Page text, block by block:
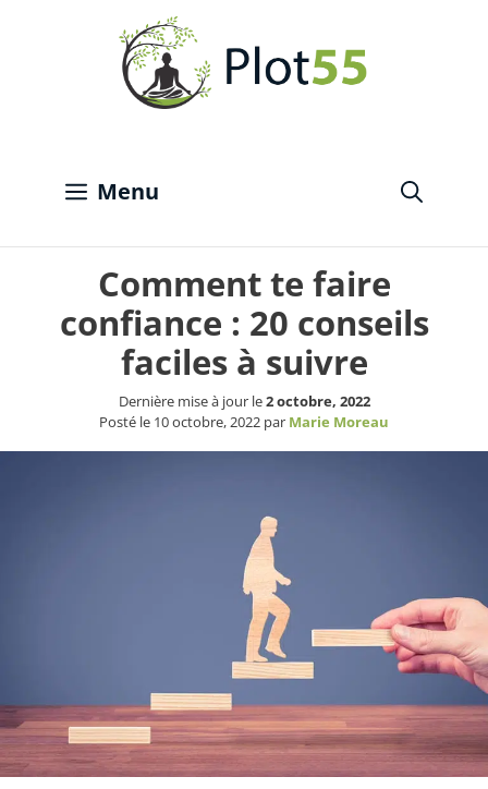
Menu
Comment te faire
confiance : 20 conseils
faciles à suivre
Dernière mise à jour le2 octobre, 2022
Posté le 10 octobre, 2022 par Marie Moreau